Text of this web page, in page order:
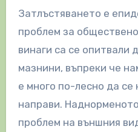
Затлъстяването е
проблем за
винаги са се опитвали
мазнини, въпреки че
е много по-лесно да
направи.
проблем на външния